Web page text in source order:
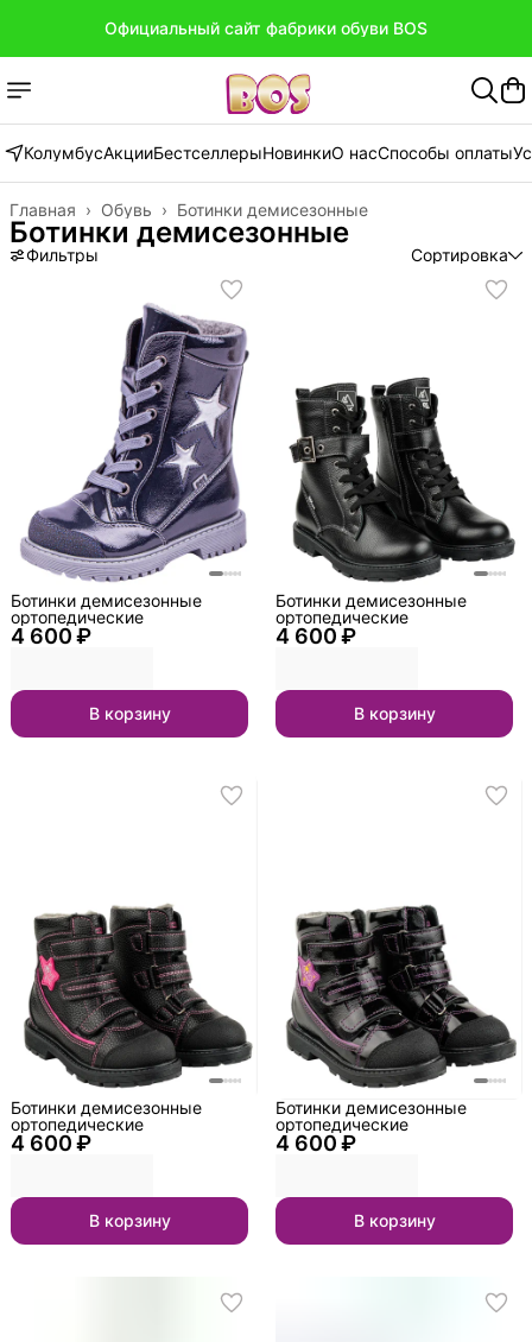
Официальный сайт фабрики обуви BOS
Официальный сайт фабрики обуви BOS
КолумбусАкцииБестселлерыНовинкиО насСпособы оплаты
Ботинки демисезонные
Обувь ›
Главная ›
Ботинки демисезонные
Фильтры Сортировка
4 600 ₽
Ботинки демисезонные
ортопедические
В корзину
4 600 ₽
Ботинки демисезонные
ортопедические
В корзину
4 600 ₽
Ботинки демисезонные
ортопедические
В корзину
4 600 ₽
Ботинки демисезонные
ортопедические
В корзину